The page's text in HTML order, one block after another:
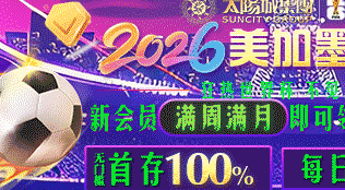
世界杯赛事网站(中